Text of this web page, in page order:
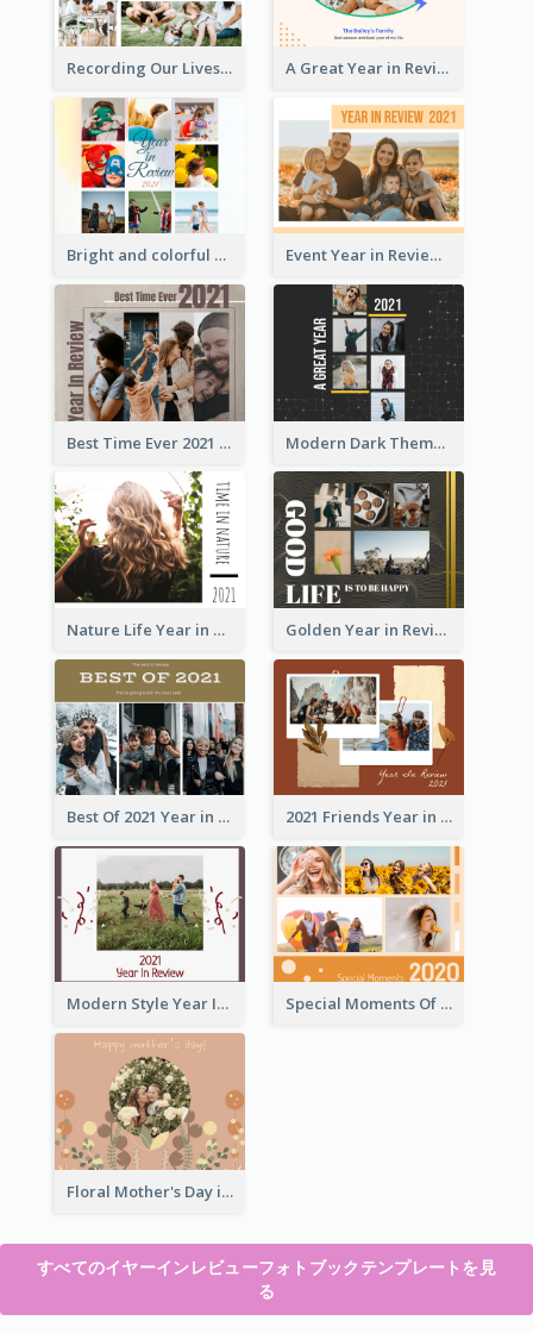
Recording Our Lives Year in Review Photo Book A Great Year in Review Photo Book
Bright and colorful Year in Review Photo Book Event Year in Review Photo Book
Best Time Ever 2021 Year in Review Photo Book Modern Dark Theme Year in Review Photo Book
Nature Life Year in Review Photo Book Golden Year in Review Photo Book
Best Of 2021 Year in Review Photo Book 2021 Friends Year in Review Photo Book
Modern Style Year In Review Photo Book Special Moments Of 2020 Photo Book
Floral Mother's Day in Review Photo Book
すべてのイヤーインレビューフォトブックテンプレートを見
る